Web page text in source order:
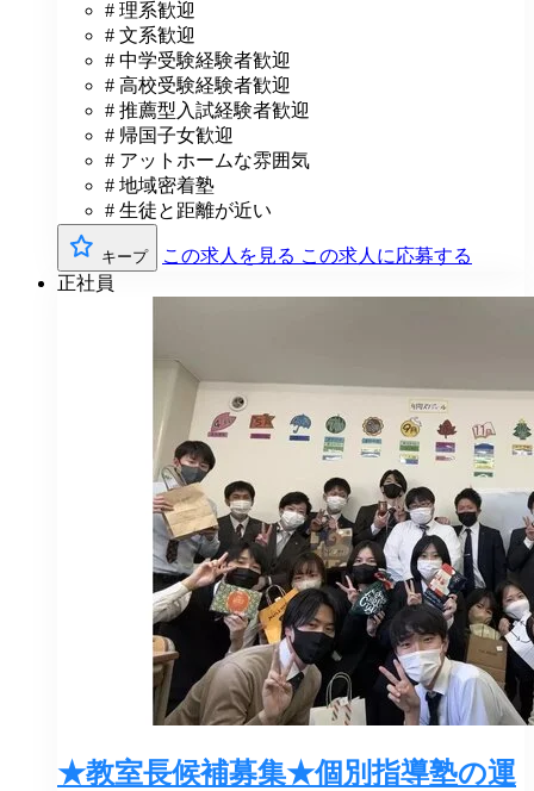
# 理系歓迎
# 文系歓迎
# 中学受験経験者歓迎
# 高校受験経験者歓迎
# 推薦型入試経験者歓迎
# 帰国子女歓迎
# アットホームな雰囲気
# 地域密着塾
# 生徒と距離が近い
キープ この求人を見る この求人に応募する
正社員
★教室長候補募集★個別指導塾の運